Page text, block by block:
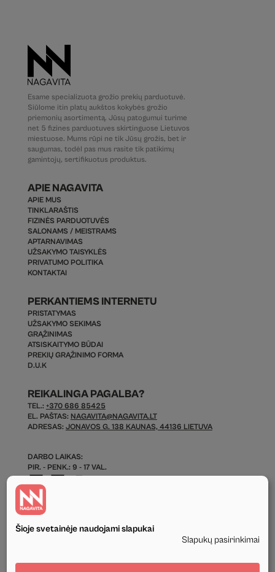
Esame specializuota grožio prekių parduotuvė.
Siūlome itin platų aukštos kokybės grožio
priemonių asortimentą. Jūsų patogumui turime
net 5 fizines parduotuves skirtinguose Lietuvos
miestuose. Mums rūpi ne tik Jūsų grožis, bet ir
saugumas, todėl pas mus rasite tik patikimų
gamintojų, sertifikuotus produktus.
APIE NAGAVITA
APIE MUS
TINKLARAŠTIS
FIZINĖS PARDUOTUVĖS
SALONAMS / MEISTRAMS
APTARNAVIMAS
UŽSAKYMO TAISYKLĖS
PRIVATUMO POLITIKA
KONTAKTAI
PERKANTIEMS INTERNETU
PRISTATYMAS
UŽSAKYMO SEKIMAS
GRĄŽINIMAS
ATSISKAITYMO BŪDAI
PREKIŲ GRĄŽINIMO FORMA
D.U.K
REIKALINGA PAGALBA?
TEL.: +370 686 85425
EL. PAŠTAS: NAGAVITA@NAGAVITA.LT
ADRESAS: JONAVOS G. 138 KAUNAS, 44136 LIETUVA
DARBO LAIKAS:
PIR. - PENK.: 9 - 17 VAL.
Šioje svetainėje naudojami slapukai
Slapukų pasirinkimai